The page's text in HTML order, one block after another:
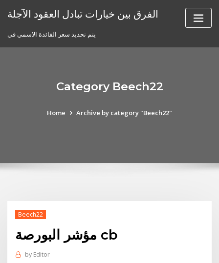
الفرق بين خيارات تبادل العقود الآجلة
يتم تحديد سعر الفائدة الاسمي في
Category Beech22
Home Archive by category "Beech22"
Beech22
مؤشر البورصة cb
by Editor